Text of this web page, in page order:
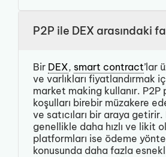
P2P ile DEX arasındaki
Bir DEX, smart contract’lar
ve varlıkları fiyatlandırmak
market making kullanır. P2P
koşulları birebir müzakere
ve satıcıları bir araya getirir.
genellikle daha hızlı ve likit
platformları ise ödeme
konusunda daha fazla